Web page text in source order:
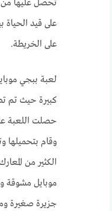
تحصل عليها من
على قيد الحياة
على الخريطة.
لعبة ببجي
كبيرة حيث تم
حصلت اللعبة
وقام بتحميلها
الكثير من
موبايل مشوقة